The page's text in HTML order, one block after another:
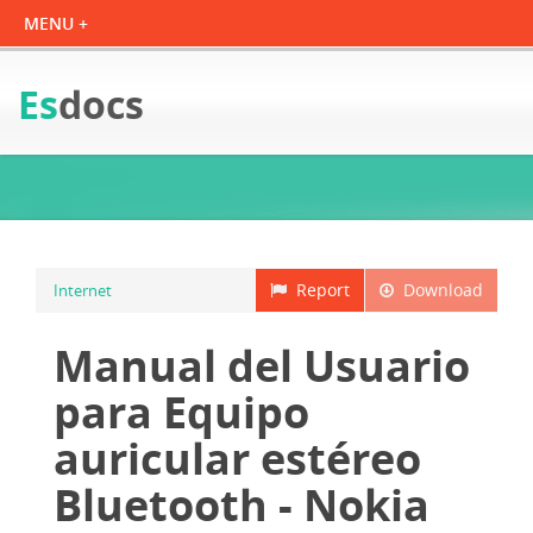
Esdocs
Download
Report
Internet
Manual del Usuario
para Equipo
auricular estéreo
Bluetooth - Nokia